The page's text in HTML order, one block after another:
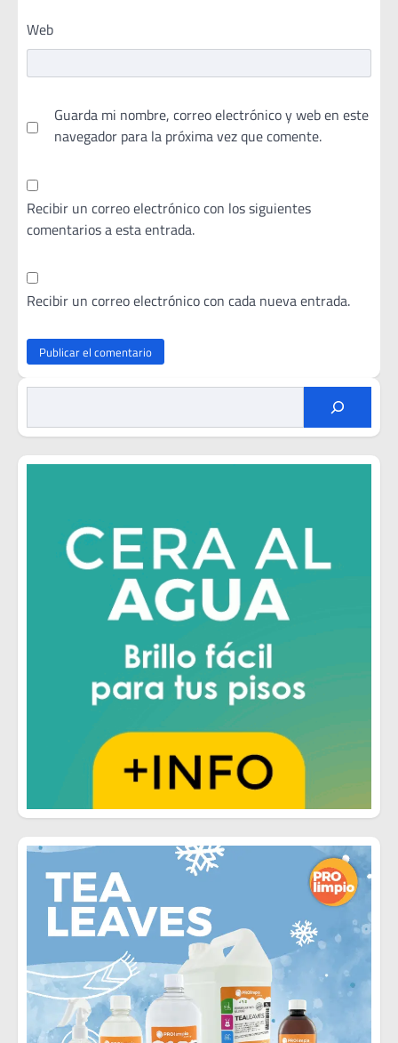
Web
Guarda mi nombre, correo electrónico y web en este
navegador para la próxima vez que comente.
Recibir un correo electrónico con los siguientes
comentarios a esta entrada.
Recibir un correo electrónico con cada nueva entrada.